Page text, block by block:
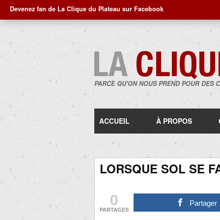
Devenez fan de La Clique du Plateau sur Facebook
PARCE QU'ON NOUS PREND POUR DES
ACCUEIL À PROPOS
LORSQUE SOL SE
0
PARTAGES
Partager